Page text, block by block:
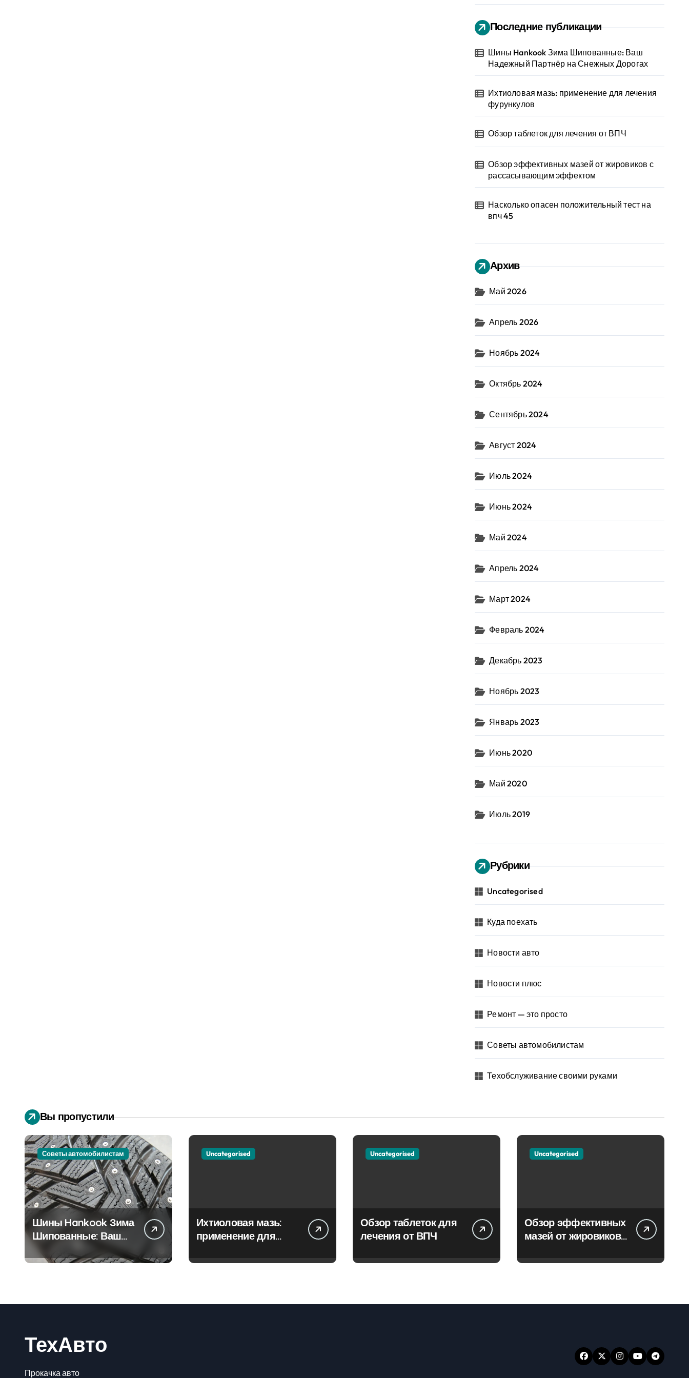
Последние публикации
Шины Hankook Зима Шипованные: Ваш
Надежный Партнёр на Снежных Дорогах
Ихтиоловая мазь: применение для лечения
фурункулов
Обзор таблеток для лечения от ВПЧ
Обзор эффективных мазей от жировиков с
рассасывающим эффектом
Насколько опасен положительный тест на
впч 45
Архив
Май 2026
Апрель 2026
Ноябрь 2024
Октябрь 2024
Сентябрь 2024
Август 2024
Июль 2024
Июнь 2024
Май 2024
Апрель 2024
Март 2024
Февраль 2024
Декабрь 2023
Ноябрь 2023
Январь 2023
Июнь 2020
Май 2020
Июль 2019
Рубрики
Uncategorised
Куда поехать
Новости авто
Новости плюс
Ремонт — это просто
Советы автомобилистам
Техобслуживание своими руками
Вы пропустили
Советы автомобилистам
Шины Hankook Зима
Шипованные: Ваш
Надежный Партнёр
на Снежных Дорогах
Uncategorised
Ихтиоловая мазь:
применение для
Uncategorised
Обзор таблеток для
лечения от ВПЧ
Uncategorised
Обзор эффективных
мазей от жировиков
эффектом
ТехАвто
Прокачка авто